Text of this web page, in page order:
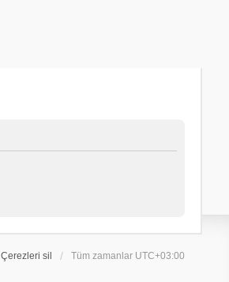
Çerezleri sil Tüm zamanlar UTC+03:00